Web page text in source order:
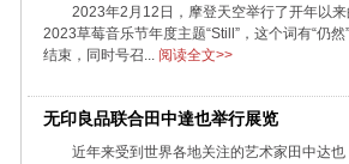
2023年2月12日，摩登天空举行了开年以
2023草莓音乐节年度主题“Still”，这个词有“仍
结束，同时号召... 阅读全文>>
无印良品联合田中達也举行展览
近年来受到世界各地关注的艺术家田中达